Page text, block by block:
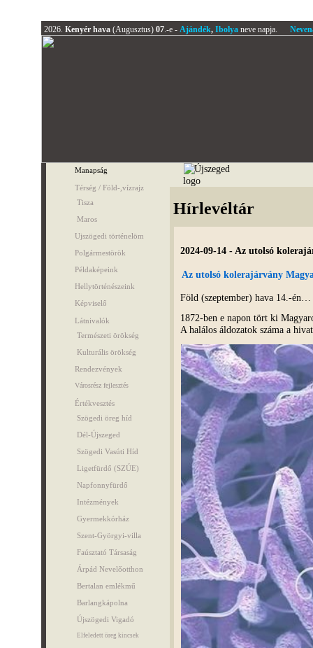
2026. Kenyér hava(Augusztus)07.-e -Ajándék,Ibolya neve napja.
Manapság
Térség / Föld-,vízrajz
Tisza
Maros
Ujszögedi történelöm
Polgármestörök
Példaképeink
Hellytörténészeink
Képviselő
Látnivalók
Természeti örökség
Kulturális örökség
Rendezvények
Városrész fejlesztés
Értékvesztés
Szögedi öreg híd
Dél-Újszeged
Szögedi Vasúti Híd
Ligetfürdő (SZÚE)
Napfonnyfürdő
Intézmények
Gyermekkórház
Szent-Györgyi-villa
Faúsztató Társaság
Árpád Nevelőotthon
Bertalan emlékmű
Barlangkápolna
Újszögedi Vigadó
Elfeledett öreg kincsek
Hírlevéltár
2024-09-14 - Az utolsó
Az utolsó kolerajárvány
Föld (szeptember) hava 14.-én…
1872-ben e napon tört ki
A halálos áldozatok száma a